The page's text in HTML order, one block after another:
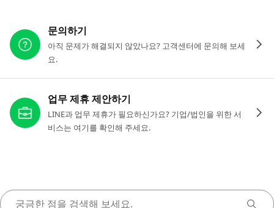
문의하기
아직 문제가 해결되지 않았나요? 고객센터에 문의해 보세
요.
업무 제휴 제안하기
LINE과 업무 제휴가 필요하신가요? 기업/법인을 위한 서
비스는 여기를 확인해 주세요.